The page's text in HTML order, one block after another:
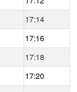
17:14
17:16
17:18
17:20